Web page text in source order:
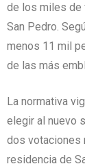
de los miles de
San Pedro.
menos 11 mil
de las más
La normativa
elegir al nuevo
dos votaciones
residencia de